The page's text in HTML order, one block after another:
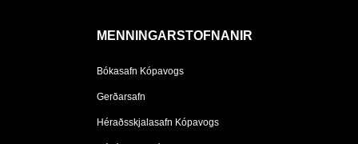
MENNINGARSTOFNANIR
Bókasafn Kópavogs
Gerðarsafn
Héraðsskjalasafn Kópavogs